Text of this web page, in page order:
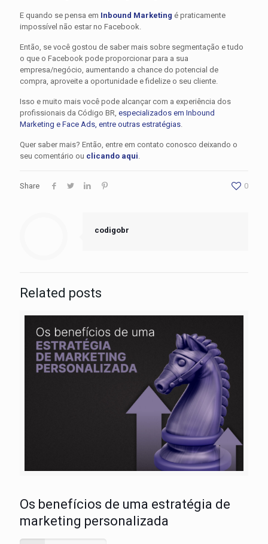
E quando se pensa em Inbound Marketing é praticamente
impossível não estar no Facebook.
Então, se você gostou de saber mais sobre segmentação e tudo
o que o Facebook pode proporcionar para a sua
empresa/negócio, aumentando a chance do potencial de
compra, aproveite a oportunidade e fidelize o seu cliente.
Isso e muito mais você pode alcançar com a experiência dos
profissionais da Código BR, especializados em Inbound
Marketing e Face Ads, entre outras estratégias.
Quer saber mais? Então, entre em contato conosco deixando o
seu comentário ou clicando aqui.
Share 0
codigobr
Related posts
Os benefícios de uma estratégia de
marketing personalizada